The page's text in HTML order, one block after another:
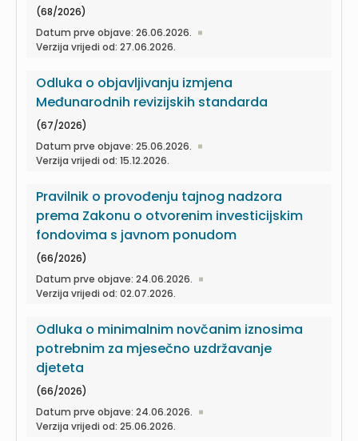
(68/2026)
Datum prve objave: 26.06.2026.
Verzija vrijedi od: 27.06.2026.
Odluka o objavljivanju izmjena
Međunarodnih revizijskih standarda
(67/2026)
Datum prve objave: 25.06.2026.
Verzija vrijedi od: 15.12.2026.
Pravilnik o provođenju tajnog nadzora
prema Zakonu o otvorenim investicijskim
fondovima s javnom ponudom
(66/2026)
Datum prve objave: 24.06.2026.
Verzija vrijedi od: 02.07.2026.
Odluka o minimalnim novčanim iznosima
potrebnim za mjesečno uzdržavanje
djeteta
(66/2026)
Datum prve objave: 24.06.2026.
Verzija vrijedi od: 25.06.2026.